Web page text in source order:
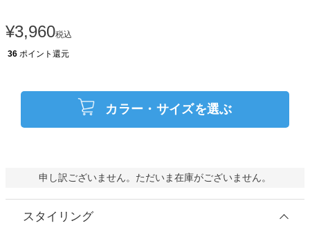
¥3,960税込
36 ポイント還元
カラー・サイズを選ぶ
申し訳ございません。ただいま在庫がございません。
スタイリング